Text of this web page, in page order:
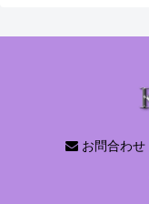
お問合わせ